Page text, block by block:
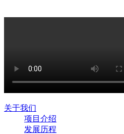
关于我们
项目介绍
发展历程